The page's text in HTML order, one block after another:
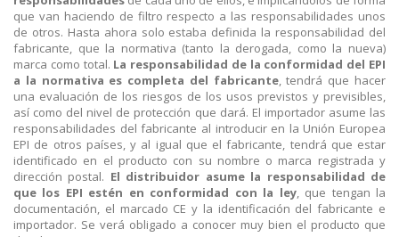
que van haciendo de filtro respecto a las responsabilidades unos
de otros. Hasta ahora solo estaba definida la responsabilidad del
fabricante, que la normativa (tanto la derogada, como la nueva)
marca como total. La responsabilidad de la conformidad del EPI
a la normativa es completa del fabricante, tendrá que hacer
una evaluación de los riesgos de los usos previstos y previsibles,
así como del nivel de protección que dará. El importador asume las
responsabilidades del fabricante al introducir en la Unión Europea
EPI de otros países, y al igual que el fabricante, tendrá que estar
identificado en el producto con su nombre o marca registrada y
dirección postal. El distribuidor asume la responsabilidad de
que los EPI estén en conformidad con la ley, que tengan la
documentación, el marcado CE y la identificación del fabricante e
importador. Se verá obligado a conocer muy bien el producto que